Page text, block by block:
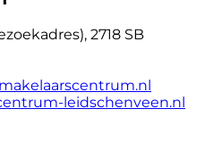
2718 SB
leidschenveen.nl